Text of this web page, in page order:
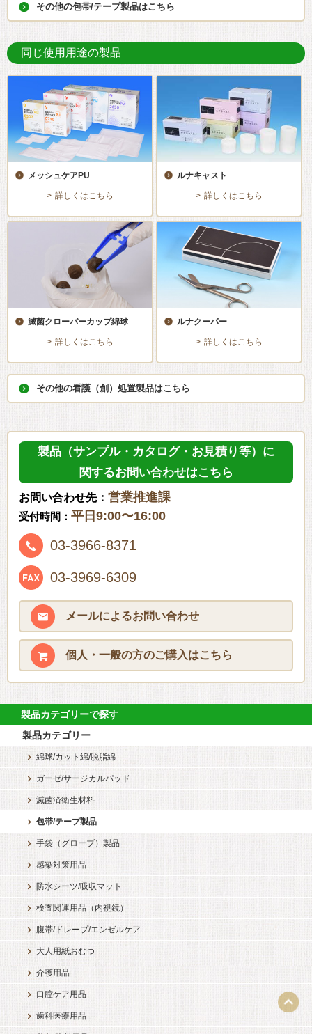
その他の包帯/テープ製品はこちら
同じ使用用途の製品
メッシュケアPU
詳しくはこちら
ルナキャスト
詳しくはこちら
滅菌クローバーカップ綿球
詳しくはこちら
ルナクーパー
詳しくはこちら
その他の看護（創）処置製品はこちら
製品（サンプル・カタログ・お見積り等）に
関するお問い合わせはこちら
お問い合わせ先： 営業推進課
受付時間： 平日9:00〜16:00
03-3966-8371
03-3969-6309
メールによるお問い合わせ
個人・一般の方のご購入はこちら
製品カテゴリーで探す
製品カテゴリー
綿球/カット綿/脱脂綿
ガーゼ/サージカルパッド
滅菌済衛生材料
包帯/テープ製品
手袋（グローブ）製品
感染対策用品
防水シーツ/吸収マット
検査関連用品（内視鏡）
腹帯/ドレープ/エンゼルケア
大人用紙おむつ
介護用品
口腔ケア用品
歯科医療用品